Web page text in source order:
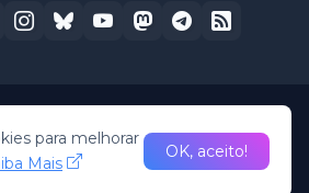
da TV • All Rights Reserved
Política de PrivacidadeContato
para melhorar
Mais
OK, aceito!